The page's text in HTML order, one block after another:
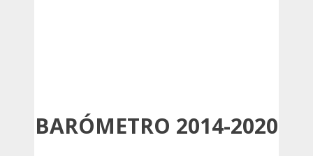
BARÓMETRO 2014-2020